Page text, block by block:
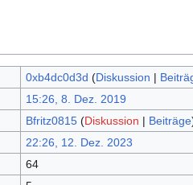
0xb4dc0d3d (Diskussion |
15:26, 8. Dez. 2019
Bfritz0815 (Diskussion | Beiträge
22:26, 12. Dez. 2023
64